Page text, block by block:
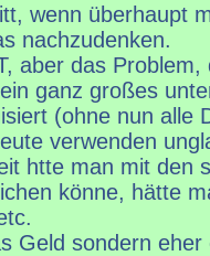
wenn überhaupt
nachzudenken.
aber das
ganz großes
(ohne nun alle
verwenden
htte man mit den
könne, hätte
Geld sondern